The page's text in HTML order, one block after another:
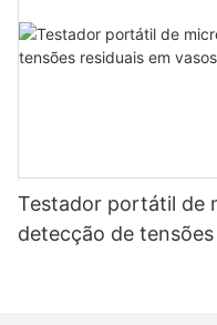
Testador portátil de
detecção de